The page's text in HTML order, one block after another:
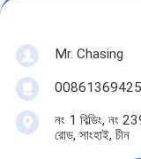
Mr. Chasing
নং 1 বিল্ডিং, নং
রোড, সাংহাই, চীন